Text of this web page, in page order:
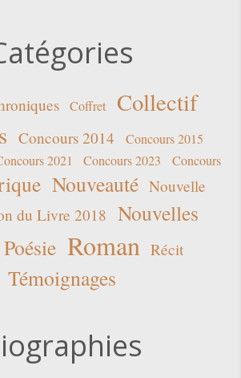
Coffret
Collectif
Concours 2014
Concours 2015
2021 Concours 2023
Concours
Nouveauté Nouvelle
du Livre 2018 Nouvelles
Poésie Roman Récit
Témoignages